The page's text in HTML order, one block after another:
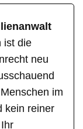
ist die
neu
im
kein reiner